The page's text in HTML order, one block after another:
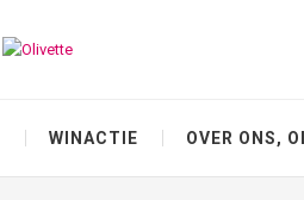
WINACTIE OVER ONS,